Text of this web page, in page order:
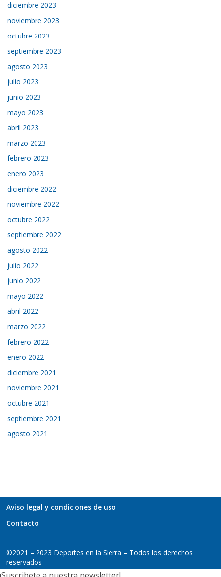
diciembre 2023
noviembre 2023
octubre 2023
septiembre 2023
agosto 2023
julio 2023
junio 2023
mayo 2023
abril 2023
marzo 2023
febrero 2023
enero 2023
diciembre 2022
noviembre 2022
octubre 2022
septiembre 2022
agosto 2022
julio 2022
junio 2022
mayo 2022
abril 2022
marzo 2022
febrero 2022
enero 2022
diciembre 2021
noviembre 2021
octubre 2021
septiembre 2021
agosto 2021
Aviso legal y condiciones de uso
Contacto
©2021 – 2023 Deportes en la Sierra – Todos los derechos
reservados